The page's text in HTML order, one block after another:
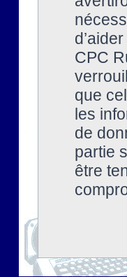
CPC
que
les
de
partie
être